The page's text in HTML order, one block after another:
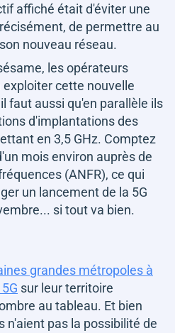
affiché était d'éviter une
de permettre au
nouveau réseau.
les opérateurs
cette nouvelle
faut aussi qu'en parallèle ils
d'implantations des
en 3,5 GHz. Comptez
mois environ auprès de
(ANFR), ce qui
un lancement de la 5G
si tout va bien.
grandes métropoles à
sur leur territoire
au tableau. Et bien
n'aient pas la possibilité de